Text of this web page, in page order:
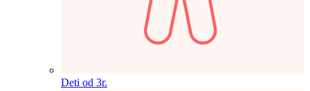
Deti od 3r.